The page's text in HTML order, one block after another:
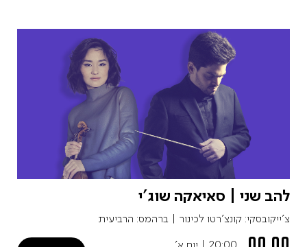
להב שני | סאיאקה שוג'י
צ'ייקובסקי: קונצ'רטו לכינור | ברהמס: הרביעית
20:00
| יום א'